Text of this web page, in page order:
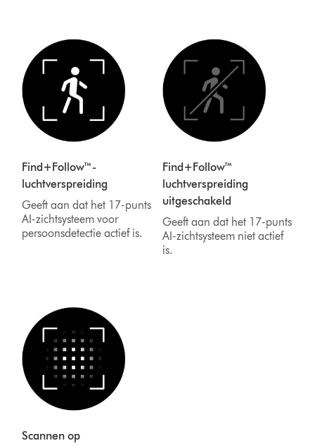
Find+Follow™-
luchtverspreiding
Geeft aan dat het 17-punts
AI-zichtsysteem voor
persoonsdetectie actief is.
Find+Follow™
luchtverspreiding
uitgeschakeld
Geeft aan dat het 17-punts
AI-zichtsysteem niet actief
is.
Scannen op